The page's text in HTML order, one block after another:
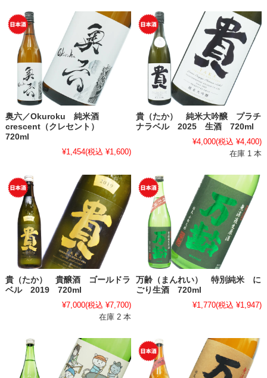
奥六／Okuroku 純米酒
crescent（クレセント）
720ml
¥1,454(税込 ¥1,600)
貴（たか） 純米大吟醸 プラチ
ナラベル 2025 生酒 720ml
¥4,000(税込 ¥4,400)
在庫 1 本
貴（たか） 貴醸酒 ゴールドラ
ベル 2019 720ml
¥7,000(税込 ¥7,700)
在庫 2 本
万齢（まんれい） 特別純米 に
ごり生酒 720ml
¥1,770(税込 ¥1,947)